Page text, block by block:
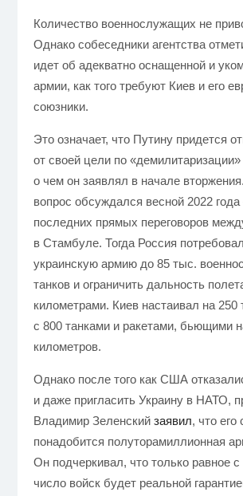
Количество военнослужащих не
Однако собеседники агентства
идет об адекватно оснащенной и
армии, как того требуют Киев и его
союзники.
Это означает, что Путину придется
от своей цели по
о чем он заявлял в начале
вопрос обсуждался весной 2022
последних прямых переговоров
в Стамбуле. Тогда Россия
украинскую армию до 85 тыс.
танков и ограничить дальность
километрами. Киев настаивал на 250
с 800 танками и ракетами, бьющими
километров.
Однако после того как США
и даже пригласить Украину в НАТО,
Владимир Зеленский заявил, что его
понадобится полуторамиллионная
Он подчеркивал, что только равное с
число войск будет реальной